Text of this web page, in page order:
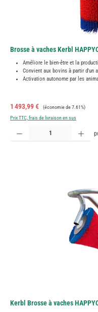
Brosse à vaches Kerbl
Améliore le bien-être et la
Convient aux bovins à partir d'un
Activation autonome par les
Prix de vente :
1 493,99 € Prix régulier :
(économie de 7.61%)
Prix TTC, frais de livraison en sus
Quantité de produit : Entrez la
Kerbl Brosse à vaches